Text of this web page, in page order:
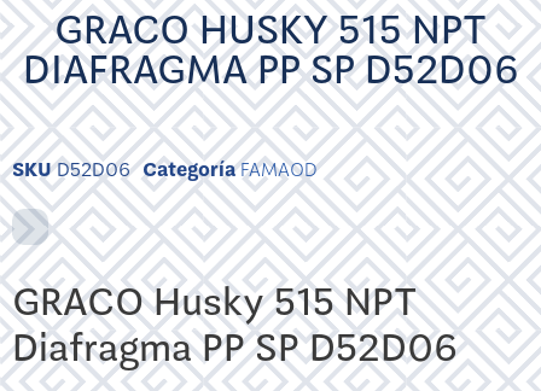
GRACO HUSKY 515 NPT
DIAFRAGMA PP SP D52D06
SKUD52D06 CategoríaFAMAOD
GRACO Husky 515 NPT
Diafragma PP SP D52D06